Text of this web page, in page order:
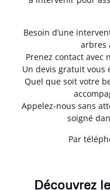
Besoin d’une
arbres
Prenez contact avec
Un devis gratuit vous
Quel que soit votre
Appelez-nous sans
soigné
Par
Découvrez